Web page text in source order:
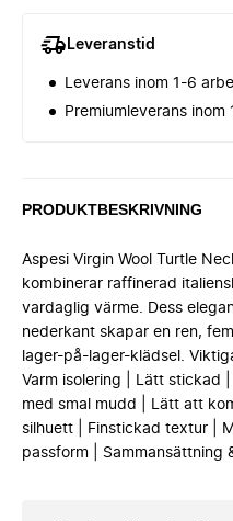
Leveranstid
Leverans inom 1-6
Premiumleverans
PRODUKTBESKRIVNING
Aspesi Virgin Wool Turtle
kombinerar raffinerad
vardaglig värme. Dess
nederkant skapar en ren,
lager-på-lager-klädsel.
Varm isolering | Lätt stickad
med smal mudd | Lätt att
silhuett | Finstickad textur |
passform | Sammansättning